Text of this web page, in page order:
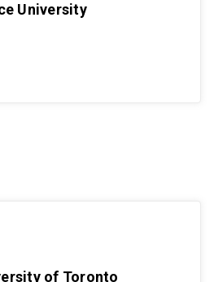
University
of Toronto